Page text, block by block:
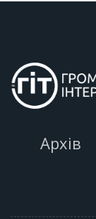
Архів